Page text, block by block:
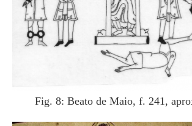
Fig. 8: Beato de Maio, f. 241,